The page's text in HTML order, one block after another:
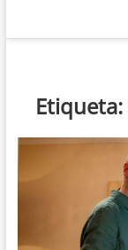
Etiqueta: